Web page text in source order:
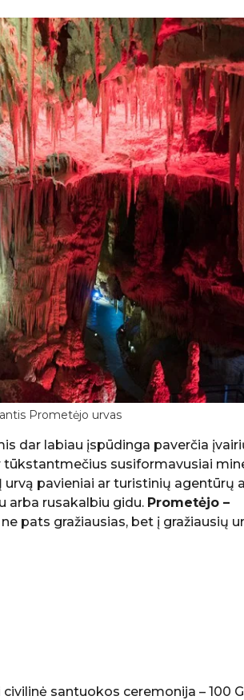
Prometėjo urvas
dar labiau įspūdinga paverčia
tūkstantmečius susiformavusiai
pavieniai ar turistinių agentūrų
arba rusakalbiu gidu. Prometėjo –
pats gražiausias, bet į gražiausių
santuokos ceremonija – 100